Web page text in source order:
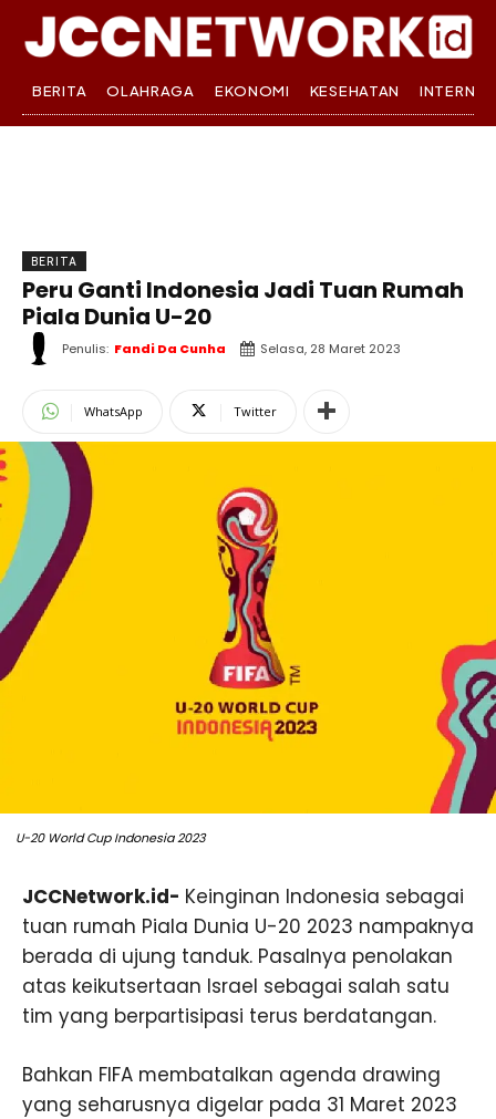
BERITA OLAHRAGA EKONOMI KESEHATAN
BERITA
Peru Ganti Indonesia Jadi Tuan Rumah
Piala Dunia U-20
Penulis: Fandi Da Cunha Selasa, 28 Maret 2023
WhatsApp Twitter
U-20 World Cup Indonesia 2023
JCCNetwork.id- Keinginan Indonesia sebagai
tuan rumah Piala Dunia U-20 2023 nampaknya
berada di ujung tanduk. Pasalnya penolakan
atas keikutsertaan Israel sebagai salah satu
tim yang berpartisipasi terus berdatangan.
Bahkan FIFA membatalkan agenda drawing
yang seharusnya digelar pada 31 Maret 2023